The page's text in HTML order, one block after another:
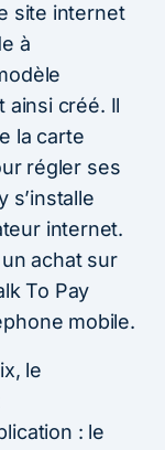
site internet
à
ainsi créé. Il
la carte
régler ses
s’installe
internet.
achat sur
To Pay
mobile.
le
: le